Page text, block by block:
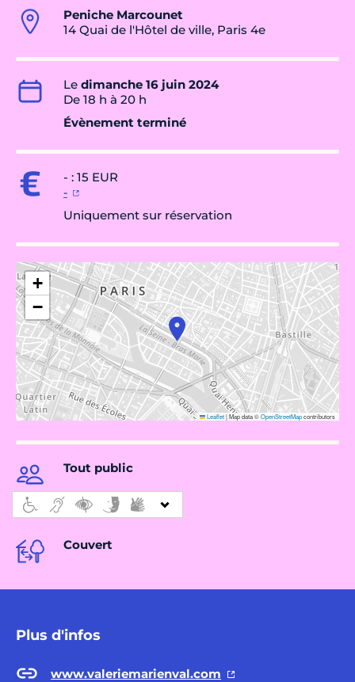
Peniche Marcounet
14 Quai de l'Hôtel de ville, Paris 4e
Le dimanche 16 juin 2024
De 18 h à 20 h
Évènement terminé
- : 15 EUR
-
Uniquement sur réservation
+
−
Leaflet|Map data ©OpenStreetMapcontributors
Tout public
Couvert
Plus d'infos
www.valeriemarienval.com